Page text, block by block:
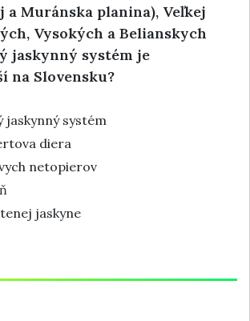
a Muránska planina), Veľkej
Vysokých a Belianskych
jaskynný systém je
na Slovensku?
jaskynný systém
diera
netopierov
jaskyne